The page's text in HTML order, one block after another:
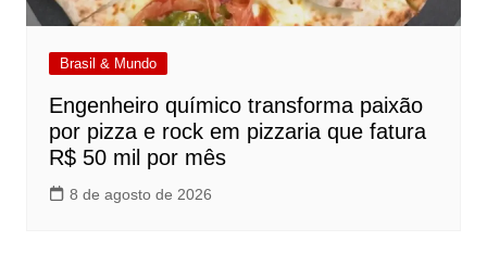
Brasil & Mundo
Engenheiro químico transforma paixão
por pizza e rock em pizzaria que fatura
R$ 50 mil por mês
8 de agosto de 2026